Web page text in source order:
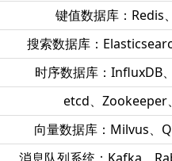
键值数据库：Redis
搜索数据库：
时序数据库：InfluxDB
etcd、Zookeeper
向量数据库：Milvus、